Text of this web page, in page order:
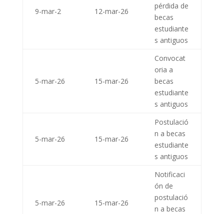
9-mar-2 12-mar-26
pérdida de
becas
estudiante
s antiguos
5-mar-26 15-mar-26
Convocat
oria a
becas
estudiante
s antiguos
5-mar-26 15-mar-26
Postulació
n a becas
estudiante
s antiguos
5-mar-26 15-mar-26
Notificaci
ón de
postulació
n a becas